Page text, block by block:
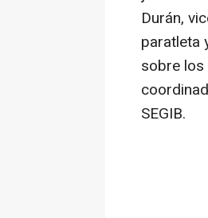
Durán,
paratleta
sobre
SEGIB.